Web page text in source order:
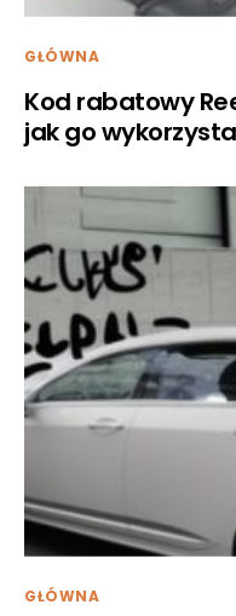
GŁÓWNA
Kod rabatowy
jak go
GŁÓWNA